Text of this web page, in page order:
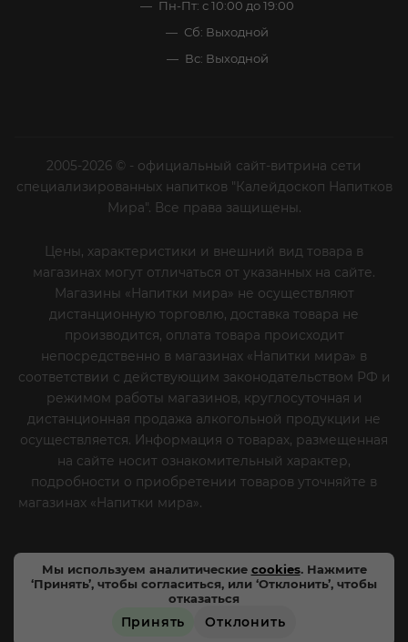
Мы используем аналитические cookies. Нажмите
‘Принять’, чтобы согласиться, или ‘Отклонить’, чтобы
отказаться
Принять Отклонить
Пн-Пт: с 10:00 до 19:00
Сб: Выходной
Вс: Выходной
2005-2026 © - официальный сайт-витрина сети
специализированных напитков "Калейдоскоп Напитков
Мира". Все права защищены.
Цены, характеристики и внешний вид товара в
магазинах могут отличаться от указанных на сайте.
Магазины «Напитки мира» не осуществляют
дистанционную торговлю, доставка товара не
производится, оплата товара происходит
непосредственно в магазинах «Напитки мира» в
соответствии с действующим законодательством РФ и
режимом работы магазинов, круглосуточная и
дистанционная продажа алкогольной продукции не
осуществляется. Информация о товарах, размещенная
на сайте носит ознакомительный характер,
подробности о приобретении товаров уточняйте в
магазинах «Напитки мира».